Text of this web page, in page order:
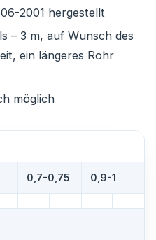
2001 hergestellt
– 3 m, auf Wunsch des
ein längeres Rohr
möglich
0,7-0,75 0,9-1